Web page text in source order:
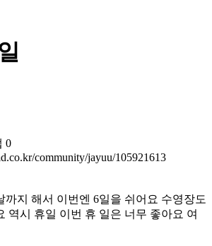
0
community/jayuu/105921613
까지 해서 이번엔 6일을 쉬어요 수영장도
역시 휴일 이번 휴 일은 너무 좋아요 여